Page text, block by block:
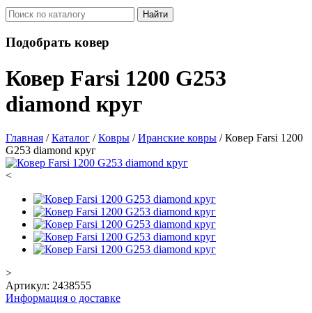
Найти
Подобрать ковер
Ковер Farsi 1200 G253
diamond круг
Главная / Каталог / Ковры / Иранские ковры / Ковер Farsi 1200
G253 diamond круг
<
>
Артикул: 2438555
Информация о доставке